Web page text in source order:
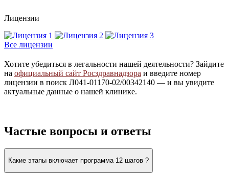
Лицензии
Все лицензии
Хотите убедиться в легальности нашей деятельности? Зайдите
на официальный сайт Росздравнадзора и введите номер
лицензии в поиск Л041-01170-02/00342140 — и вы увидите
актуальные данные о нашей клинике.
Частые вопросы и ответы
Какие этапы включает программа 12 шагов ?